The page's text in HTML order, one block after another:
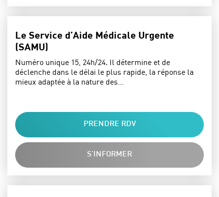
Le Service d’Aide Médicale Urgente
(SAMU)
Numéro unique 15, 24h/24. Il détermine et de
déclenche dans le délai le plus rapide, la réponse la
mieux adaptée à la nature des…
PRENDRE RDV
S'INFORMER